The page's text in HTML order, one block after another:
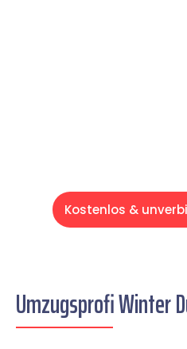
Kostenlos &
Umzugsprofi Winter